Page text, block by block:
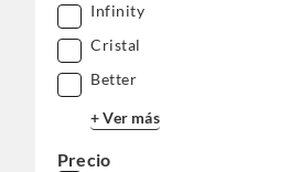
Infinity
Cristal
Better
+ Ver más
Precio